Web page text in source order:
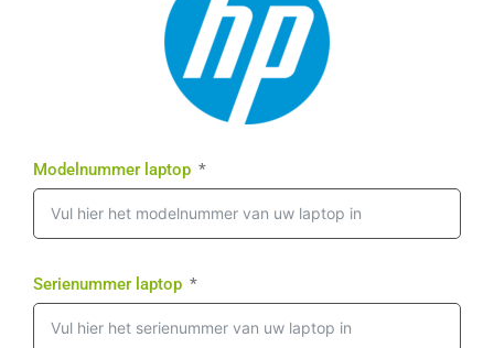
Modelnummer laptop
Serienummer laptop